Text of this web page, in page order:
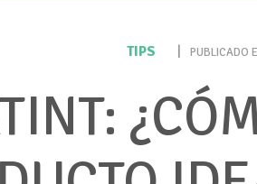
TIPS PUBLICADO